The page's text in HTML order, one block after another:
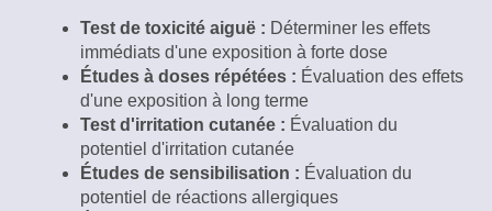
Test de toxicité aiguë : Déterminer les effets
immédiats d'une exposition à forte dose
Études à doses répétées : Évaluation des effets
d'une exposition à long terme
Test d'irritation cutanée : Évaluation du
potentiel d'irritation cutanée
Études de sensibilisation : Évaluation du
potentiel de réactions allergiques